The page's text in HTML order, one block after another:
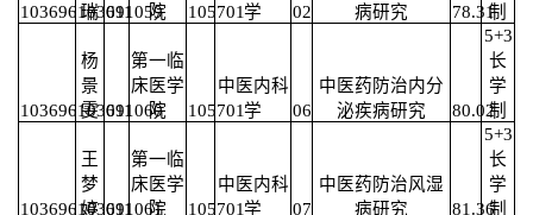
103696103691059
瑞 011
院
105701学
02
病研究
78.31制
103696103691060
杨
景
雯 011
第一临
床医学
院
105701
中医内科
学
06
中医药防治内分
泌疾病研究
80.02
5+3
长
学
制
103696103691061
王
梦
婷 011
第一临
床医学
院
105701
中医内科
学
07
中医药防治风湿
病研究
81.36
5+3
长
学
制